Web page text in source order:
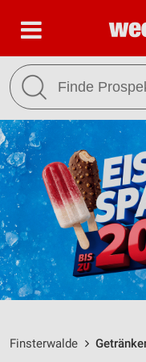
Finsterwalde